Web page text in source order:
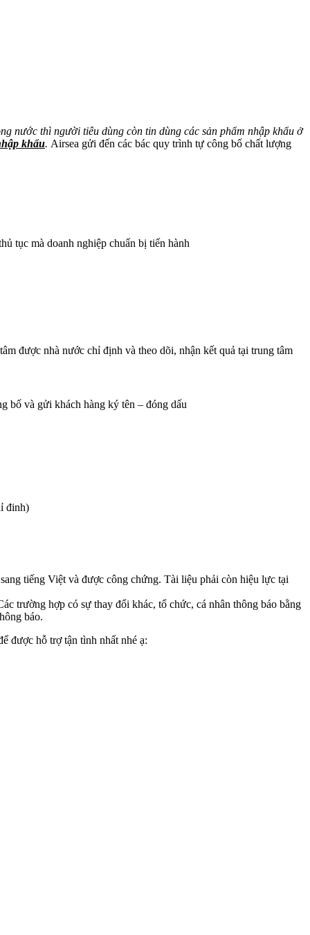
nước thì người tiêu dùng còn tin dùng các sản phẩm nhập khẩu ở
khẩu. Airsea gửi đến các bác quy trình tự công bố chất lượng
tục mà doanh nghiệp chuẩn bị tiến hành
được nhà nước chỉ định và theo dõi, nhận kết quả tại trung tâm
bố và gửi khách hàng ký tên – đóng dấu
đinh)
tiếng Việt và được công chứng. Tài liệu phải còn hiệu lực tại
trường hợp có sự thay đổi khác, tổ chức, cá nhân thông báo bằng
báo.
được hỗ trợ tận tình nhất nhé ạ: